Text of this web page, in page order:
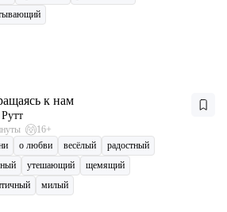
к нам
16+
о любви весёлый
радостный
утешающий
щемящий
милый